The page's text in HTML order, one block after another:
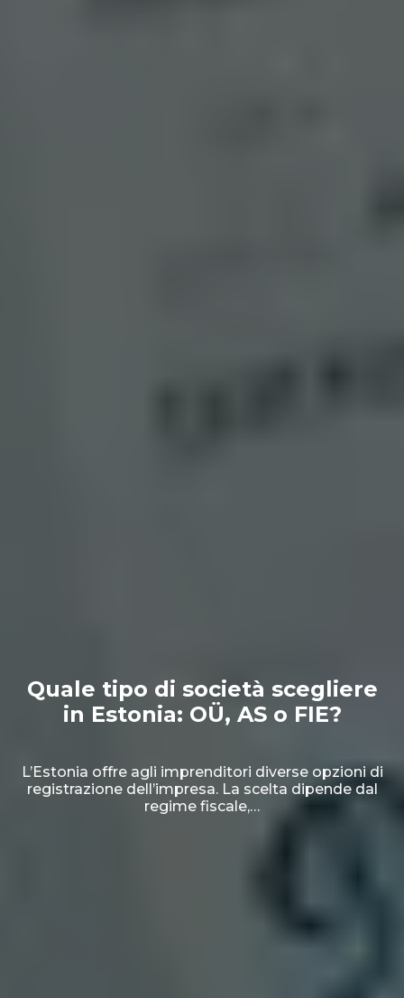
Quale tipo di società scegliere
in Estonia: OÜ, AS o FIE?
L’Estonia offre agli imprenditori diverse opzioni di
registrazione dell’impresa. La scelta dipende dal
regime fiscale,…